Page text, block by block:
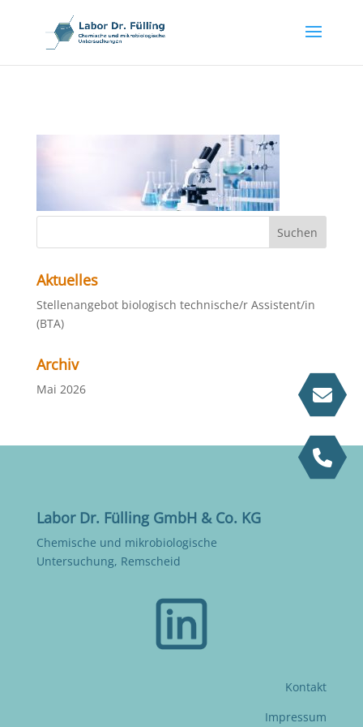
Aktuelles
Stellenangebot biologisch technische/r Assistent/in
(BTA)
Archiv
Mai 2026
Labor Dr. Fülling GmbH & Co. KG
Chemische und mikrobiologische
Untersuchung, Remscheid
Kontakt
Impressum